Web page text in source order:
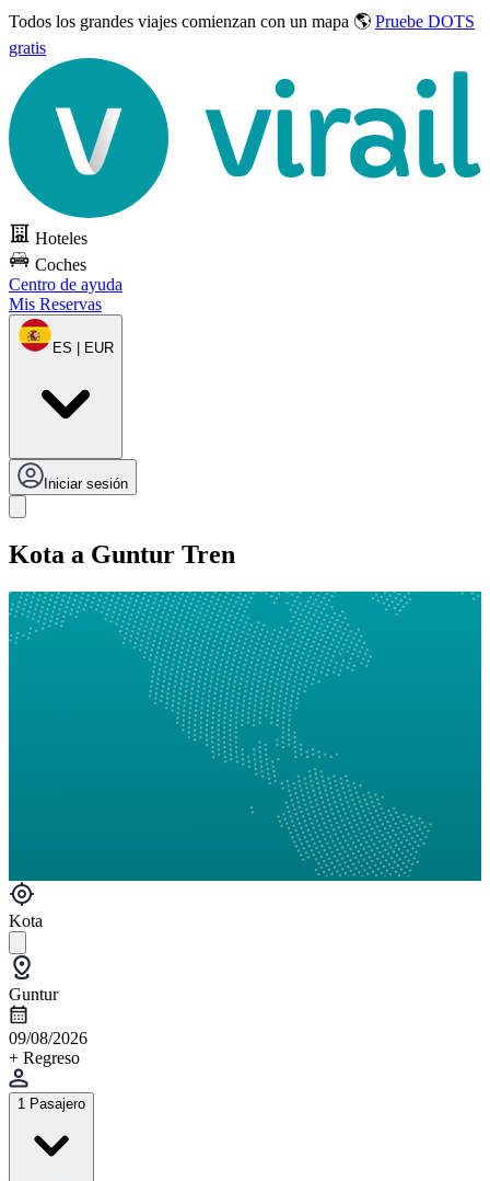
Todos los grandes viajes comienzan con un mapa 🌎 Pruebe DOTS
gratis
Hoteles
Coches
Centro de ayuda
Mis Reservas
ES | EUR
Iniciar sesión
Kota a Guntur Tren
Kota
Guntur
09/08/2026
+ Regreso
1 Pasajero